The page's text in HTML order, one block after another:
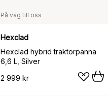
På väg till oss
Hexclad
Hexclad hybrid traktörpanna
6,6 L, Silver
2 999 kr